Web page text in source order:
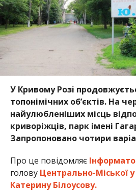
У Кривому Розі
топонімічних об’єктів. На
найулюбленіших місць
криворіжців, парк імені
Запропоновано чотири
Про це повідомляє
голову Центрально-Міської у
Катерину Білоусову.